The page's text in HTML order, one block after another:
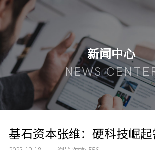
新闻中心
NEWS
基石资本张维：硬科技崛起